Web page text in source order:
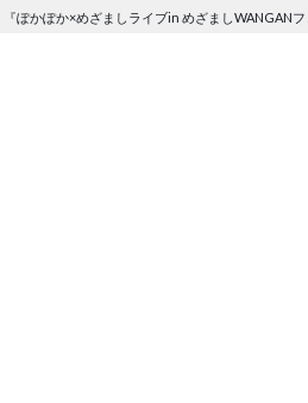
『ぽかぽか×めざましライブin めざましWANGAN